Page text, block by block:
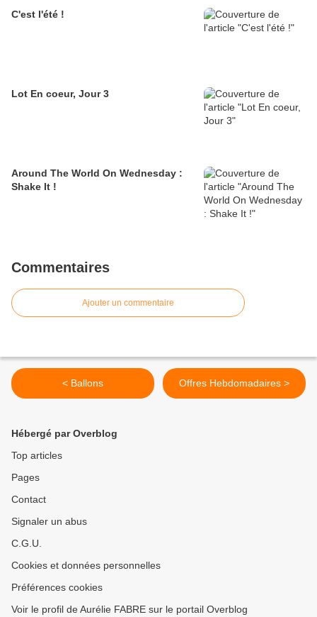
C'est l'été !
Lot En coeur, Jour 3
Around The World On Wednesday :
Shake It !
Commentaires
Ajouter un commentaire
< Ballons Offres Hebdomadaires >
Hébergé par Overblog
Top articles
Pages
Contact
Signaler un abus
C.G.U.
Cookies et données personnelles
Préférences cookies
Voir le profil de Aurélie FABRE sur le portail Overblog